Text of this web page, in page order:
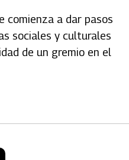
comienza a dar pasos
sociales y culturales
de un gremio en el